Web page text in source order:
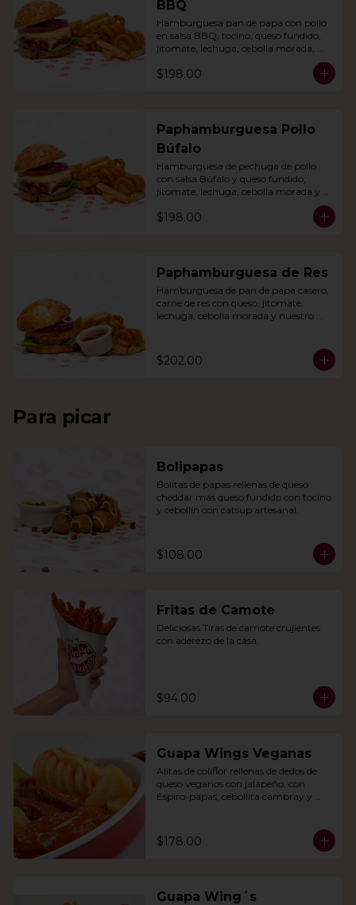
BBQ
Hamburguesa pan de papa con pollo
en salsa BBQ, tocino, queso fundido,
jitomate, lechuga, cebolla morada,
$198.00
Paphamburguesa Pollo
Búfalo
Hamburguesa de pechuga de pollo
con salsa Búfalo y queso fundido,
jitomate, lechuga, cebolla morada y
nuestra salsa especial. Con papas fritas
y rizo.
$198.00
Paphamburguesa de Res
Hamburguesa de pan de papa casero,
carne de res con queso, jitomate,
lechuga, cebolla morada y nuestro
$202.00
Para picar
Bolipapas
Bolitas de papas rellenas de queso
cheddar más queso fundido con tocino
y cebollín con catsup artesanal.
$108.00
Fritas de Camote
Deliciosas Tiras de camote crujientes
con aderezo de la casa.
$94.00
Guapa Wings Veganas
Alitas de coliflor rellenas de dedos de
queso veganos con jalapeño, con
Espiro-papas, cebollita cambray y
$178.00
Guapa Wing´s